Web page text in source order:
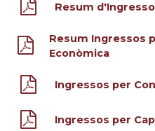
Resum
Resum Ingressos
Econòmica
Ingressos per
Ingressos per